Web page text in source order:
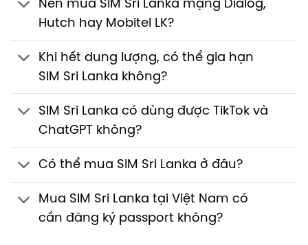
Nên mua SIM Sri Lanka mạng Dialog,
Hutch hay Mobitel LK?
Khi hết dung lượng, có thể gia hạn
SIM Sri Lanka không?
SIM Sri Lanka có dùng được TikTok và
ChatGPT không?
Có thể mua SIM Sri Lanka ở đâu?
Mua SIM Sri Lanka tại Việt Nam có
cần đăng ký passport không?